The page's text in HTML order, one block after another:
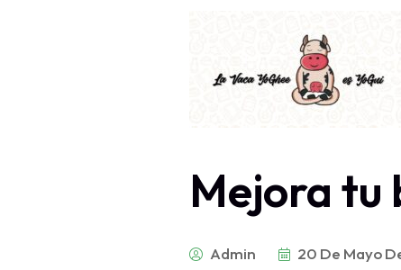
Mejora tu
Admin 20 De Mayo